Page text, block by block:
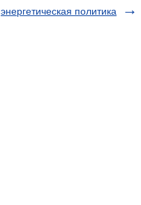
энергетическая политика